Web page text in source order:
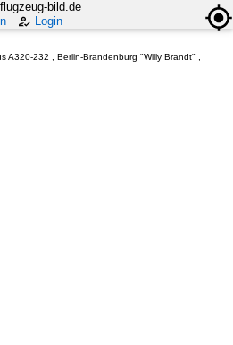
flugzeug-bild.de
Login
A320-232 , Berlin-Brandenburg "Willy Brandt" ,